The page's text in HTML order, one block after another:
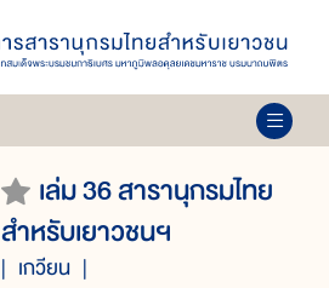
เล่ม 36 สารานุกรมไทย
สำหรับเยาวชนฯ
เกวียน